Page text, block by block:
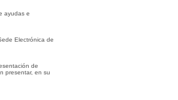
ayudas e
Electrónica de
de
presentar, en su